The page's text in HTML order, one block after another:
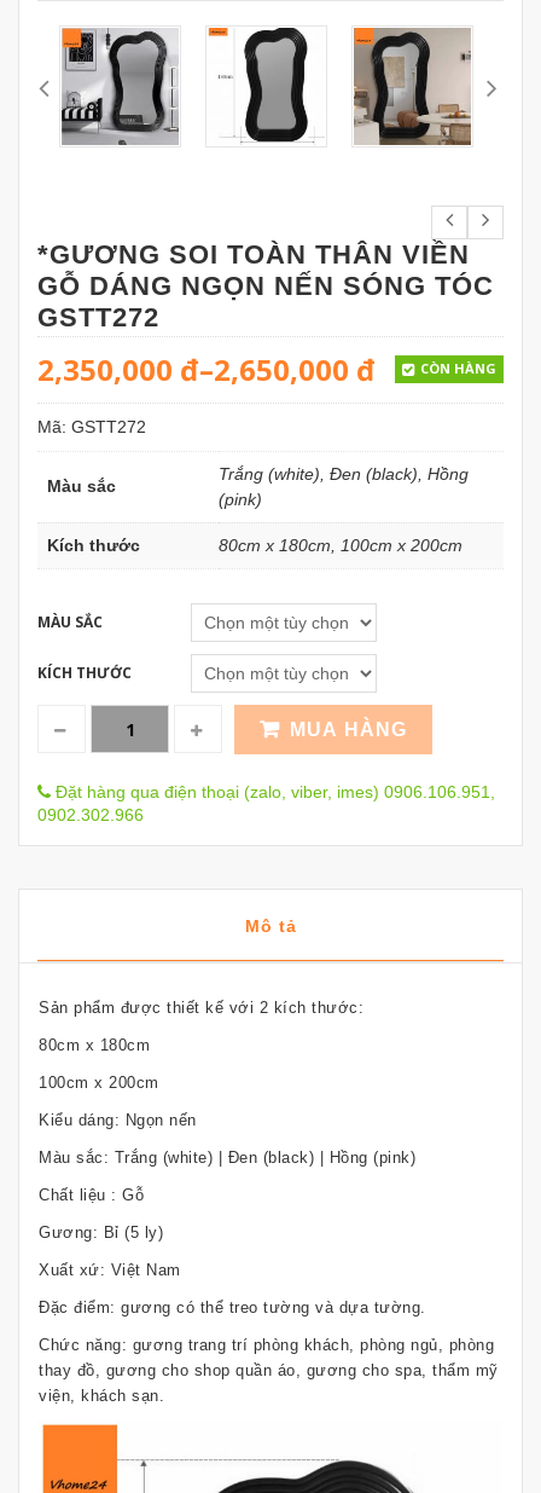
*GƯƠNG SOI TOÀN THÂN VIỀN
GỖ DÁNG NGỌN NẾN SÓNG TÓC
GSTT272
2,350,000 đ–2,650,000 đ CÒN HÀNG
Mã: GSTT272
Màu sắc
Trắng (white), Đen (black), Hồng
(pink)
Kích thước 80cm x 180cm, 100cm x 200cm
MÀU SẮC
KÍCH THƯỚC
MUA HÀNG
Đặt hàng qua điện thoại (zalo, viber, imes) 0906.106.951,
0902.302.966
Mô tả
Sản phẩm được thiết kế với 2 kích thước:
80cm x 180cm
100cm x 200cm
Kiểu dáng: Ngọn nến
Màu sắc: Trắng (white) | Đen (black) | Hồng (pink)
Chất liệu : Gỗ
Gương: Bỉ (5 ly)
Xuất xứ: Việt Nam
Đặc điểm: gương có thể treo tường và dựa tường.
Chức năng: gương trang trí phòng khách, phòng ngủ, phòng
thay đồ, gương cho shop quần áo, gương cho spa, thẩm mỹ
viện, khách sạn.